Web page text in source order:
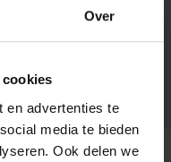
Over
en advertenties te
media te bieden
Ook delen we